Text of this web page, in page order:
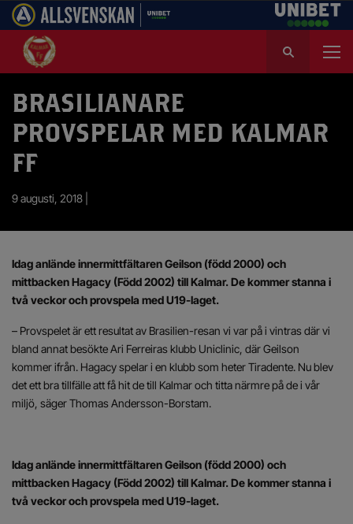
k
BRASILIANARE
PROVSPELAR MED KALMAR
FF
9 augusti, 2018 |
Idag anlände innermittfältaren Geilson (född 2000) och
mittbacken Hagacy (Född 2002) till Kalmar. De kommer stanna i
två veckor och provspela med U19-laget.
– Provspelet är ett resultat av Brasilien-resan vi var på i vintras där vi
bland annat besökte Ari Ferreiras klubb Uniclinic, där Geilson
kommer ifrån. Hagacy spelar i en klubb som heter Tiradente. Nu blev
det ett bra tillfälle att få hit de till Kalmar och titta närmre på de i vår
miljö, säger Thomas Andersson-Borstam.
Idag anlände innermittfältaren Geilson (född 2000) och
mittbacken Hagacy (Född 2002) till Kalmar. De kommer stanna i
två veckor och provspela med U19-laget.